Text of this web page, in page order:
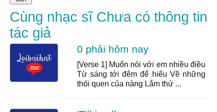
Cùng nhạc sĩ Chưa có thông tin
tác giả
0 phải hôm nay
[Verse 1] Muốn nói với em nhiều điều
Từ sáng tới đêm để hiểu Về những
thói quen của nàng Lắm thứ ...